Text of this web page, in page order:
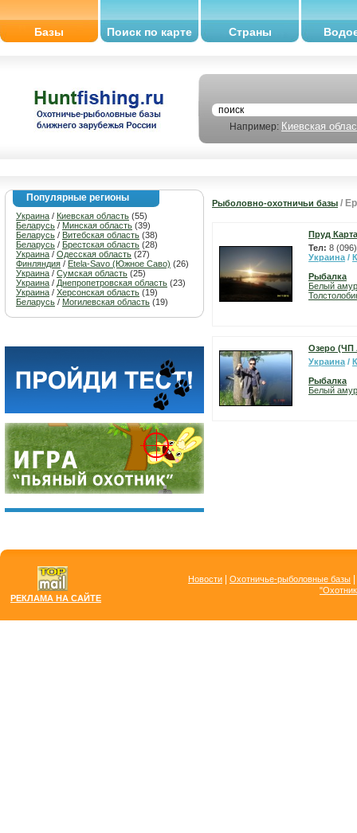
Базы Поиск по карте Страны
Например: Киевская
Популярные регионы
Украина / Киевская область (55)
Беларусь / Минская область (39)
Беларусь / Витебская область (38)
Беларусь / Брестская область (28)
Украина / Одесская область (27)
Финляндия / Etela-Savo (Южное Саво) (26)
Украина / Сумская область (25)
Украина / Днепропетровская область (23)
Украина / Херсонская область (19)
Беларусь / Могилевская область (19)
Рыболовно-охотничьи базы /
Пруд
Тел: 8
Украина /
Рыбалка
Белый амур
Озеро (ЧП
Украина /
Рыбалка
Белый амур
РЕКЛАМА НА САЙТЕ
Новости Охотничье-рыболовные базы